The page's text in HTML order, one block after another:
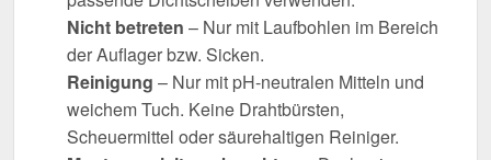
Nicht betreten – Nur mit Laufbohlen im Bereich
der Auflager bzw. Sicken.
Reinigung – Nur mit pH-neutralen Mitteln und
weichem Tuch. Keine Drahtbürsten,
Scheuermittel oder säurehaltigen Reiniger.